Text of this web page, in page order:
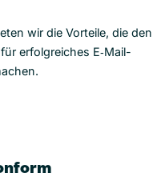
wir die Vorteile, die den
erfolgreiches E‑Mail-